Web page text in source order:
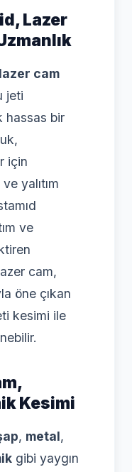
Lazer
lazer cam
jeti
hassas bir
için
yalıtım
ve
cam,
öne çıkan
kesimi ile
Kesimi
, metal,
gibi yaygın